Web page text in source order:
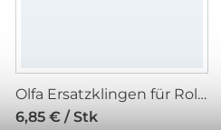
Olfa Ersatzklingen für Rollschneider, Ø 28 mm, 2 Stück
6,85 € / Stk